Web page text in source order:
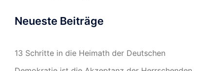
Neueste Beiträge
13 Schritte in die Heimath der Deutschen